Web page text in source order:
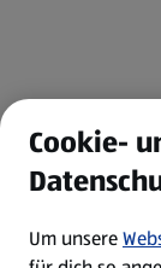
Cookie-
Um unsere